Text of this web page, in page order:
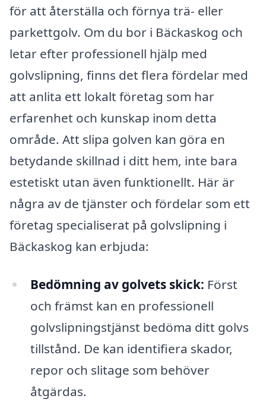
för att återställa och förnya trä- eller
parkettgolv. Om du bor i Bäckaskog och
letar efter professionell hjälp med
golvslipning, finns det flera fördelar med
att anlita ett lokalt företag som har
erfarenhet och kunskap inom detta
område. Att slipa golven kan göra en
betydande skillnad i ditt hem, inte bara
estetiskt utan även funktionellt. Här är
några av de tjänster och fördelar som ett
företag specialiserat på golvslipning i
Bäckaskog kan erbjuda:
Bedömning av golvets skick: Först
och främst kan en professionell
golvslipningstjänst bedöma ditt golvs
tillstånd. De kan identifiera skador,
repor och slitage som behöver
åtgärdas.